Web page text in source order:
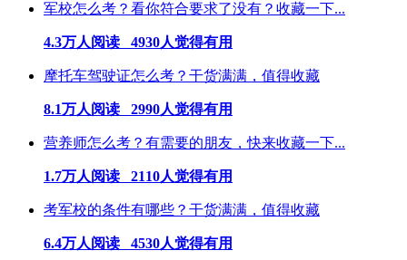
军校怎么考？看你符合要求了没有？收藏一下...
4.3万人阅读 4930人觉得有用
摩托车驾驶证怎么考？干货满满，值得收藏
8.1万人阅读 2990人觉得有用
营养师怎么考？有需要的朋友，快来收藏一下...
1.7万人阅读 2110人觉得有用
考军校的条件有哪些？干货满满，值得收藏
6.4万人阅读 4530人觉得有用